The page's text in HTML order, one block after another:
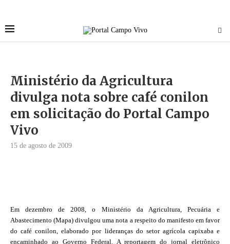
Ministério da Agricultura
divulga nota sobre café conilon
em solicitação do Portal Campo
Vivo
15 de agosto de 2009
Em dezembro de 2008, o Ministério da Agricultura, Pecuária e
Abastecimento (Mapa) divulgou uma nota a respeito do manifesto em favor
do café conilon, elaborado por lideranças do setor agrícola capixaba e
encaminhado ao Governo Federal. A reportagem do jornal eletrônico